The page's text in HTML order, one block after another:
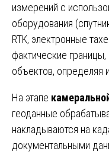
измерений с
оборудования
RTK, электронные
фактические
объектов, определяя
На этапе
геоданные
накладываются на
документальными